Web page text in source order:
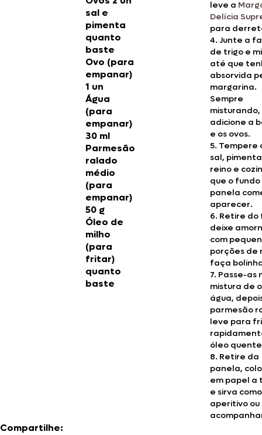
sal e
pimenta
quanto
baste
Ovo (para
empanar)
1 un
Água
(para
empanar)
30 ml
Parmesão
ralado
médio
(para
empanar)
50 g
Óleo de
milho
(para
fritar)
quanto
baste
leve a
Delícia
para
4. Junte a
de trigo e
até que
absorvida
margarina.
Sempre
misturando,
adicione a
e os ovos.
5. Tempere
sal,
reino e
que o
panela
aparecer.
6. Retire do
deixe
com
porções de
faça
7. Passe-as
mistura de
água,
parmesão
leve para
óleo
8. Retire da
panela,
em papel a
e sirva como
aperitivo ou
Compartilhe: